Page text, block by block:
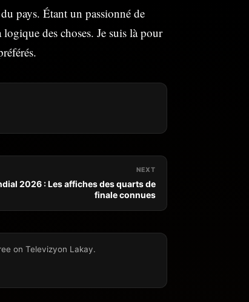
pays. Étant un passionné de
des choses. Je suis là pour
NEXT
2026 : Les affiches des quarts de
finale connues
on Televizyon Lakay.